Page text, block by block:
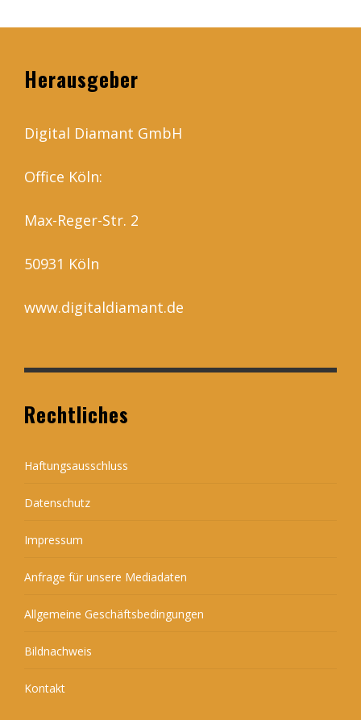
Herausgeber
Digital Diamant GmbH
Office Köln:
Max-Reger-Str. 2
50931 Köln
www.digitaldiamant.de
Rechtliches
Haftungsausschluss
Datenschutz
Impressum
Anfrage für unsere Mediadaten
Allgemeine Geschäftsbedingungen
Bildnachweis
Kontakt